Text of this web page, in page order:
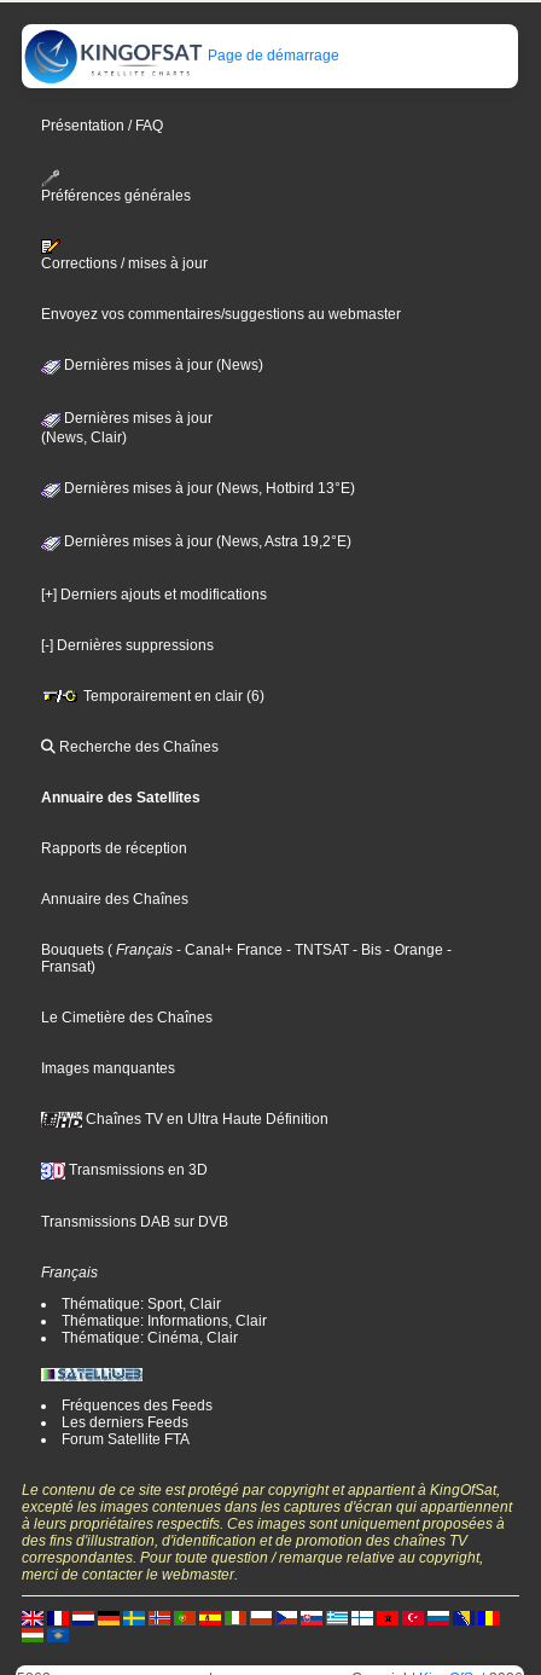
Page de démarrage
Présentation / FAQ
Préférences générales
Corrections / mises à jour
Envoyez vos commentaires/suggestions au webmaster
Dernières mises à jour (News)
Dernières mises à jour
(News, Clair)
Dernières mises à jour (News, Hotbird 13°E)
Dernières mises à jour (News, Astra 19,2°E)
[+] Derniers ajouts et modifications
[-] Dernières suppressions
Temporairement en clair (6)
Recherche des Chaînes
Annuaire des Satellites
Rapports de réception
Annuaire des Chaînes
Bouquets ( Français - Canal+ France - TNTSAT - Bis - Orange -
Fransat)
Le Cimetière des Chaînes
Images manquantes
Chaînes TV en Ultra Haute Définition
Transmissions en 3D
Transmissions DAB sur DVB
Français
Thématique: Sport, Clair
Thématique: Informations, Clair
Thématique: Cinéma, Clair
Fréquences des Feeds
Les derniers Feeds
Forum Satellite FTA
Le contenu de ce site est protégé par copyright et appartient à KingOfSat,
excepté les images contenues dans les captures d'écran qui appartiennent
à leurs propriétaires respectifs. Ces images sont uniquement proposées à
des fins d'illustration, d'identification et de promotion des chaînes TV
correspondantes. Pour toute question / remarque relative au copyright,
merci de contacter le webmaster.